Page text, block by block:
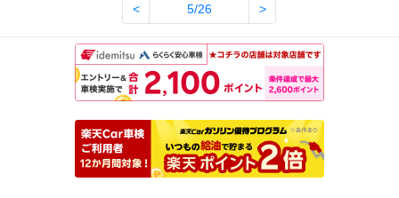
< 5/26 >